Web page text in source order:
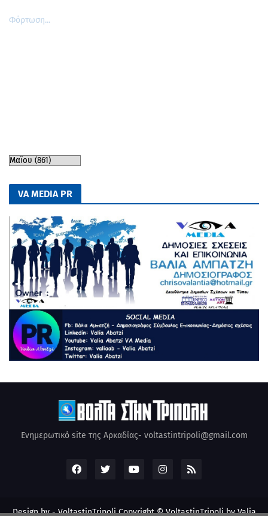
Φόρτωση...
VA MEDIA PR
Ενημερωτικό site της Αρκαδίας- voltastintripoli@gmail.com
Design by -VoltastinTripoliCopyright © VoltastinTripoli by Valia